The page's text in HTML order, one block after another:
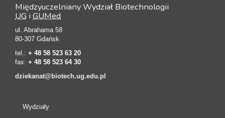
Międzyuczelniany Wydział Biotechnologii
UG i GUMed
ul. Abrahama 58
80-307 Gdańsk
tel.: + 48 58 523 63 20
fax: + 48 58 523 64 30
dziekanat@biotech.ug.edu.pl
Wydziały